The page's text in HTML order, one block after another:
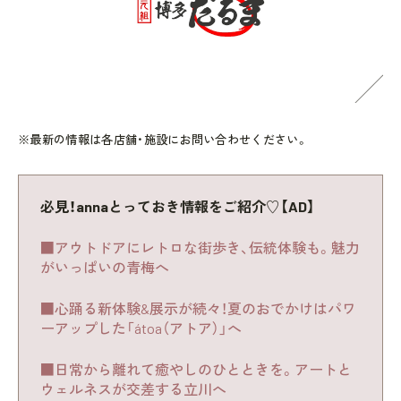
※最新の情報は各店舗・施設にお問い合わせください。
必見！annaとっておき情報をご紹介♡【AD】
■アウトドアにレトロな街歩き、伝統体験も。魅力
がいっぱいの青梅へ
■心踊る新体験&展示が続々！夏のおでかけはパワ
ーアップした「átoa（アトア）」へ
■日常から離れて癒やしのひとときを。アートと
ウェルネスが交差する立川へ